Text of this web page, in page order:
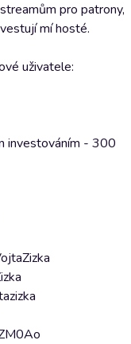
pro patrony,
mí hosté.
uživatele:
investováním - 300